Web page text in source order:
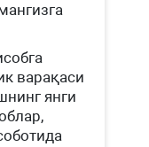
варақаси
янги